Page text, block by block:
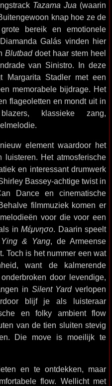
Tazama Jua (waarin
knap hoe ze de
bereik en emotionele
Galás vinden hier
Blutbaddoet haar stem heel
van Sinistro. In deze
Margarita Stadler met een
memorabele bijdrage. Het
flageoletten en mondt uit in
klassieke zang,
element waardoor het
Het atmosferische
en interessant drumwerk
Bassey-achtige twist in
Dance en cinematische
filmmuziek komen er
voor die voor een
inMέμνησο. Daarin speelt
Ying & Yang, de Armeense
Toch is het nummer een wat
want de kalmerende
door levendige,
in Silent Yardverlopen
blijf je als luisteraar
en folky ambient flow
van de tien sluiten stevig
Die move is moeilijk te
en te ontdekken, maar
flow. Wellicht met